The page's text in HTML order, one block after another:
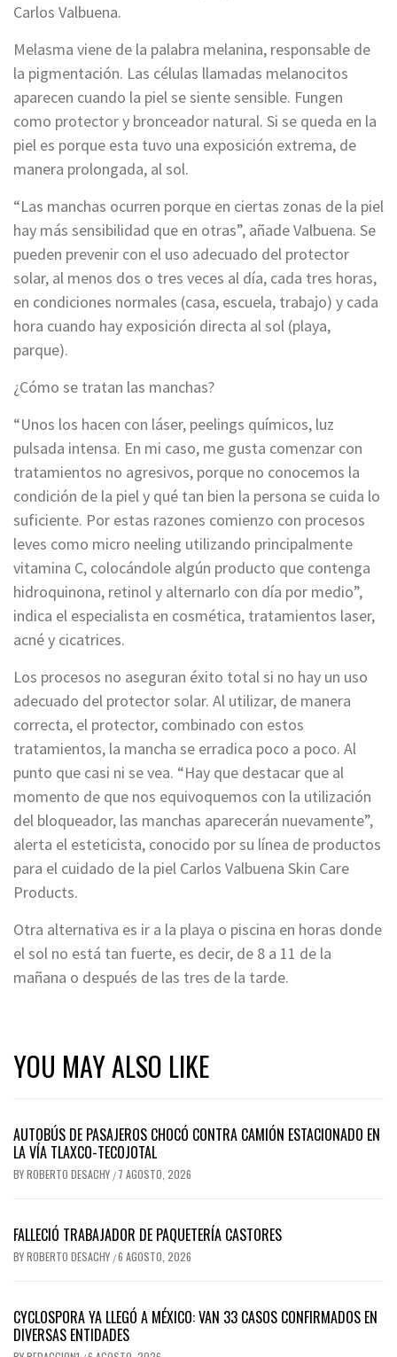
Carlos Valbuena.
Melasma viene de la palabra melanina, responsable de
la pigmentación. Las células llamadas melanocitos
aparecen cuando la piel se siente sensible. Fungen
como protector y bronceador natural. Si se queda en la
piel es porque esta tuvo una exposición extrema, de
manera prolongada, al sol.
“Las manchas ocurren porque en ciertas zonas de la piel
hay más sensibilidad que en otras”, añade Valbuena. Se
pueden prevenir con el uso adecuado del protector
solar, al menos dos o tres veces al día, cada tres horas,
en condiciones normales (casa, escuela, trabajo) y cada
hora cuando hay exposición directa al sol (playa,
parque).
¿Cómo se tratan las manchas?
“Unos los hacen con láser, peelings químicos, luz
pulsada intensa. En mi caso, me gusta comenzar con
tratamientos no agresivos, porque no conocemos la
condición de la piel y qué tan bien la persona se cuida lo
suficiente. Por estas razones comienzo con procesos
leves como micro neeling utilizando principalmente
vitamina C, colocándole algún producto que contenga
hidroquinona, retinol y alternarlo con día por medio”,
indica el especialista en cosmética, tratamientos laser,
acné y cicatrices.
Los procesos no aseguran éxito total si no hay un uso
adecuado del protector solar. Al utilizar, de manera
correcta, el protector, combinado con estos
tratamientos, la mancha se erradica poco a poco. Al
punto que casi ni se vea. “Hay que destacar que al
momento de que nos equivoquemos con la utilización
del bloqueador, las manchas aparecerán nuevamente”,
alerta el esteticista, conocido por su línea de productos
para el cuidado de la piel Carlos Valbuena Skin Care
Products.
Otra alternativa es ir a la playa o piscina en horas donde
el sol no está tan fuerte, es decir, de 8 a 11 de la
mañana o después de las tres de la tarde.
YOU MAY ALSO LIKE
AUTOBÚS DE PASAJEROS CHOCÓ CONTRA CAMIÓN ESTACIONADO EN
LA VÍA TLAXCO-TECOJOTAL
BYROBERTO DESACHY / 7 AGOSTO, 2026
FALLECIÓ TRABAJADOR DE PAQUETERÍA CASTORES
BYROBERTO DESACHY /6 AGOSTO, 2026
CYCLOSPORA YA LLEGÓ A MÉXICO: VAN 33 CASOS CONFIRMADOS EN
DIVERSAS ENTIDADES